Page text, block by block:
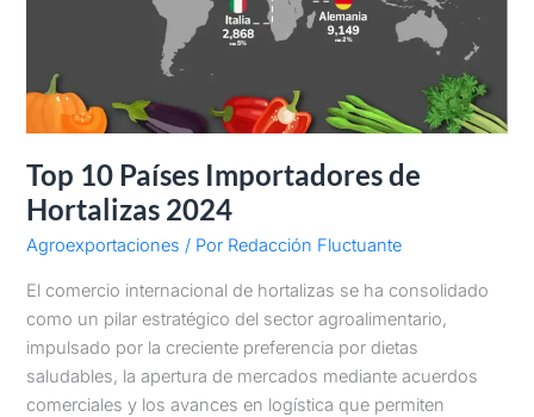
Top 10 Países Importadores de
Hortalizas 2024
Agroexportaciones / Por Redacción Fluctuante
El comercio internacional de hortalizas se ha consolidado
como un pilar estratégico del sector agroalimentario,
impulsado por la creciente preferencia por dietas
saludables, la apertura de mercados mediante acuerdos
comerciales y los avances en logística que permiten